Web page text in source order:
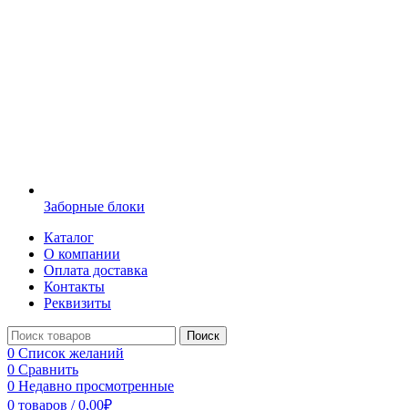
Заборные блоки
Каталог
О компании
Оплата доставка
Контакты
Реквизиты
Поиск
0 Список желаний
0 Сравнить
0 Недавно просмотренные
0 товаров / 0,00₽